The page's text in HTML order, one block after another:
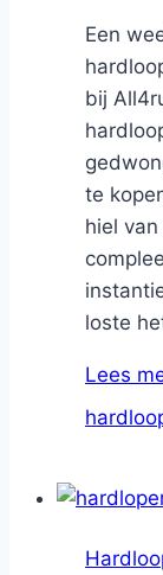
Een
bij
te
hiel
loste
Lees